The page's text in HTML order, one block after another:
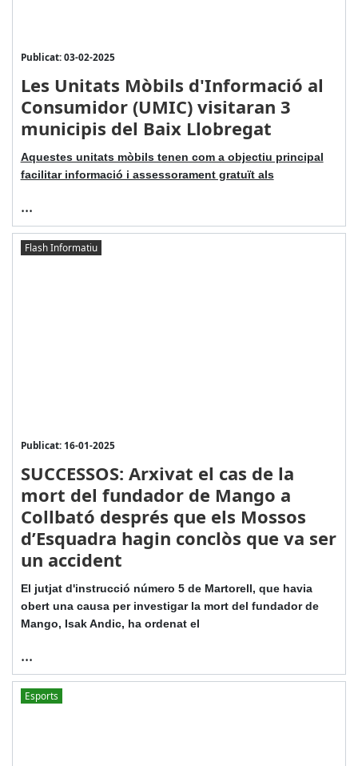
Publicat: 03-02-2025
Les Unitats Mòbils d'Informació al
Consumidor (UMIC) visitaran 3
municipis del Baix Llobregat
Aquestes unitats mòbils tenen com a objectiu principal
facilitar informació i assessorament gratuït als
...
Flash Informatiu
Publicat: 16-01-2025
SUCCESSOS: Arxivat el cas de la
mort del fundador de Mango a
Collbató després que els Mossos
d’Esquadra hagin conclòs que va ser
un accident
El jutjat d'instrucció número 5 de Martorell, que havia
obert una causa per investigar la mort del fundador de
Mango, Isak Andic, ha ordenat el
...
Esports